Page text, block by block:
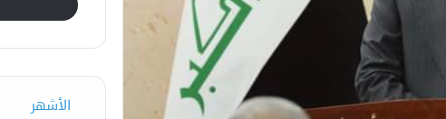
الأشهر